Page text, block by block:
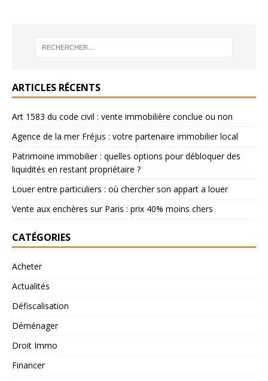
ARTICLES RÉCENTS
Art 1583 du code civil : vente immobilière conclue ou non
Agence de la mer Fréjus : votre partenaire immobilier local
Patrimoine immobilier : quelles options pour débloquer des
liquidités en restant propriétaire ?
Louer entre particuliers : où chercher son appart a louer
Vente aux enchères sur Paris : prix 40% moins chers
CATÉGORIES
Acheter
Actualités
Défiscalisation
Déménager
Droit Immo
Financer